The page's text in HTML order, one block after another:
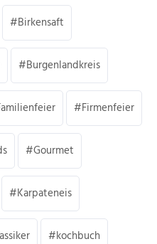
Birkensaft
Burgenlandkreis
Firmenfeier
Gourmet
Karpateneis
kochbuch